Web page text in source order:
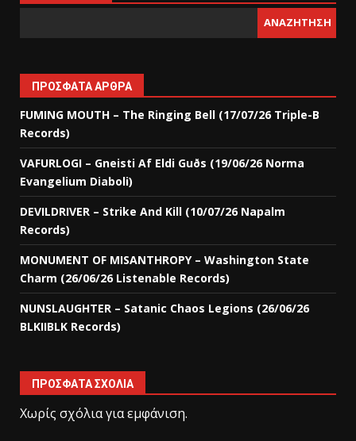
ΑΝΑΖΉΤΗΣΗ
ΠΡΌΣΦΑΤΑ ΆΡΘΡΑ
FUMING MOUTH – The Ringing Bell (17/07/26 Triple-B
Records)
VAFURLOGI – Gneisti Af Eldi Guðs (19/06/26 Norma
Evangelium Diaboli)
DEVILDRIVER – Strike And Kill (10/07/26 Napalm
Records)
MONUMENT OF MISANTHROPY – Washington State
Charm (26/06/26 Listenable Records)
NUNSLAUGHTER – Satanic Chaos Legions (26/06/26
BLKIIBLK Records)
ΠΡΌΣΦΑΤΑ ΣΧΌΛΙΑ
Χωρίς σχόλια για εμφάνιση.